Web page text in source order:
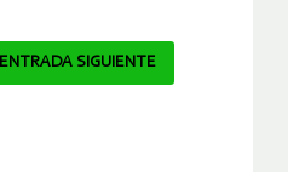
ENTRADA SIGUIENTE